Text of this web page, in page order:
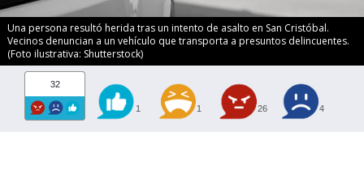
Una persona resultó herida tras un intento de asalto en San Cristóbal.
Vecinos denuncian a un vehículo que transporta a presuntos delincuentes.
(Foto ilustrativa: Shutterstock)
32
1 1 26 4